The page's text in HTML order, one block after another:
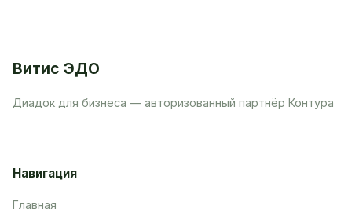
Витис ЭДО
Диадок для бизнеса — авторизованный партнёр Контура
Навигация
Главная